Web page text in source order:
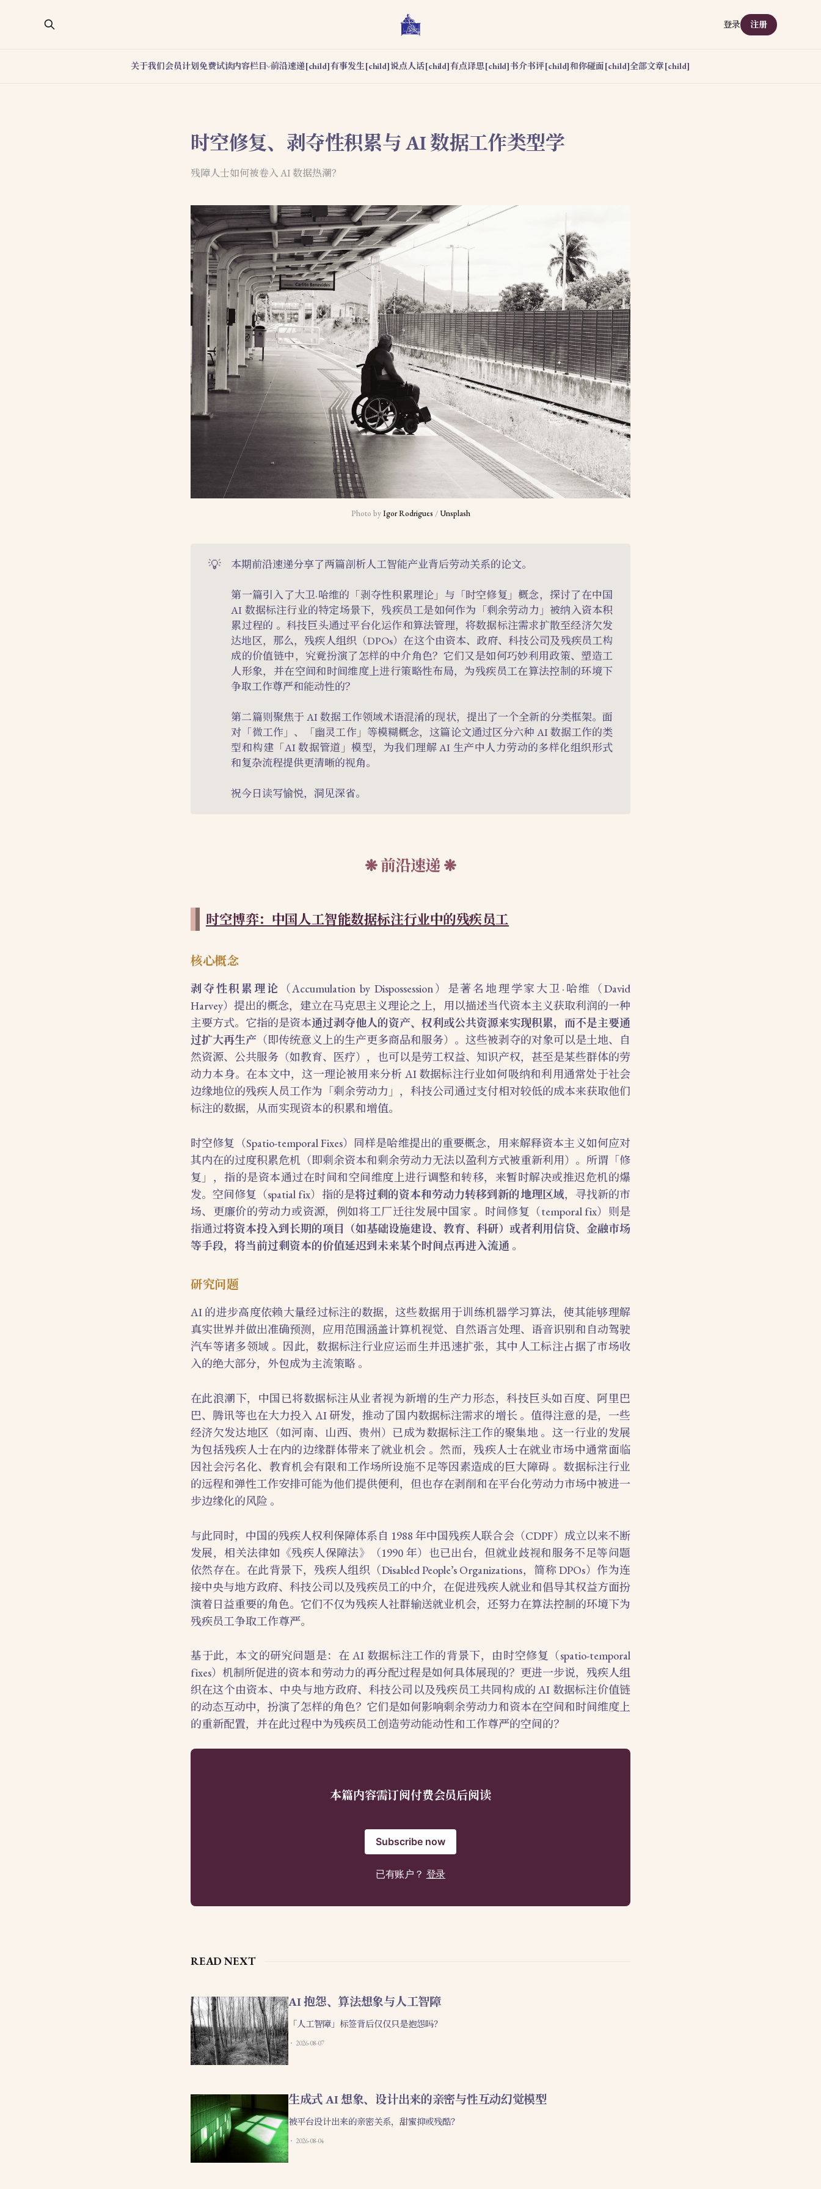
关于我们会员计划免费试读内容栏目 前沿速递[child]有事发生[child]说点人话[child]有点译思[child]书介书评[child]和你碰面[child]全部文章[child]
登录 注册
时空修复、剥夺性积累与 AI 数据工作类型学
残障人士如何被卷入 AI 数据热潮？
Photo by Igor Rodrigues / Unsplash
💡 本期前沿速递分享了两篇剖析人工智能产业背后劳动关系的论文。
第一篇引入了大卫·哈维的「剥夺性积累理论」与「时空修复」概念，探讨了在中国
AI 数据标注行业的特定场景下，残疾员工是如何作为「剩余劳动力」被纳入资本积
累过程的 。科技巨头通过平台化运作和算法管理，将数据标注需求扩散至经济欠发
达地区，那么，残疾人组织（DPOs）在这个由资本、政府、科技公司及残疾员工构
成的价值链中，究竟扮演了怎样的中介角色？它们又是如何巧妙利用政策、塑造工
人形象，并在空间和时间维度上进行策略性布局，为残疾员工在算法控制的环境下
争取工作尊严和能动性的？
第二篇则聚焦于 AI 数据工作领域术语混淆的现状，提出了一个全新的分类框架。面
对「微工作」、「幽灵工作」等模糊概念，这篇论文通过区分六种 AI 数据工作的类
型和构建「AI 数据管道」模型，为我们理解 AI 生产中人力劳动的多样化组织形式
和复杂流程提供更清晰的视角。
祝今日读写愉悦，洞见深省。
前沿速递
时空博弈：中国人工智能数据标注行业中的残疾员工
核心概念
剥夺性积累理论
（Accumulation by Dispossession）是著名地理学家大卫·哈维（David
Harvey）提出的概念，建立在马克思主义理论之上，用以描述当代资本主义获取利润的一种
主要方式。它指的是资本通过剥夺他人的资产、权利或公共资源来实现积累，而不是主要通
过扩大再生产 （即传统意义上的生产更多商品和服务）。这些被剥夺的对象可以是土地、自
然资源、公共服务（如教育、医疗），也可以是劳工权益、知识产权，甚至是某些群体的劳
动力本身。在本文中，这一理论被用来分析 AI 数据标注行业如何吸纳和利用通常处于社会
边缘地位的残疾人员工作为「剩余劳动力」，科技公司通过支付相对较低的成本来获取他们
标注的数据，从而实现资本的积累和增值。
时空修复（Spatio-temporal Fixes）同样是哈维提出的重要概念，用来解释资本主义如何应对
其内在的过度积累危机（即剩余资本和剩余劳动力无法以盈利方式被重新利用）。所谓「修
复」，指的是资本通过在时间和空间维度上进行调整和转移，来暂时解决或推迟危机的爆
发。空间修复（spatial fix）指的是将过剩的资本和劳动力转移到新的地理区域，寻找新的市
场、更廉价的劳动力或资源，例如将工厂迁往发展中国家 。时间修复（temporal fix）则是
指通过将资本投入到长期的项目（如基础设施建设、教育、科研）或者利用信贷、金融市场
等手段，将当前过剩资本的价值延迟到未来某个时间点再进入流通 。
研究问题
AI 的进步高度依赖大量经过标注的数据，这些数据用于训练机器学习算法，使其能够理解
真实世界并做出准确预测，应用范围涵盖计算机视觉、自然语言处理、语音识别和自动驾驶
汽车等诸多领域 。因此，数据标注行业应运而生并迅速扩张，其中人工标注占据了市场收
入的绝大部分，外包成为主流策略 。
在此浪潮下，中国已将数据标注从业者视为新增的生产力形态，科技巨头如百度、阿里巴
巴、腾讯等也在大力投入 AI 研发，推动了国内数据标注需求的增长 。值得注意的是，一些
经济欠发达地区（如河南、山西、贵州）已成为数据标注工作的聚集地 。这一行业的发展
为包括残疾人士在内的边缘群体带来了就业机会 。然而，残疾人士在就业市场中通常面临
因社会污名化、教育机会有限和工作场所设施不足等因素造成的巨大障碍 。数据标注行业
的远程和弹性工作安排可能为他们提供便利，但也存在剥削和在平台化劳动力市场中被进一
步边缘化的风险 。
与此同时，中国的残疾人权利保障体系自 1988 年中国残疾人联合会（CDPF）成立以来不断
发展，相关法律如《残疾人保障法》（1990 年）也已出台，但就业歧视和服务不足等问题
依然存在。在此背景下，残疾人组织（Disabled People’s Organizations，简称 DPOs）作为连
接中央与地方政府、科技公司以及残疾员工的中介，在促进残疾人就业和倡导其权益方面扮
演着日益重要的角色。它们不仅为残疾人社群输送就业机会，还努力在算法控制的环境下为
残疾员工争取工作尊严。
基于此，本文的研究问题是：在 AI 数据标注工作的背景下，由时空修复（spatio-temporal
fixes）机制所促进的资本和劳动力的再分配过程是如何具体展现的？更进一步说，残疾人组
织在这个由资本、中央与地方政府、科技公司以及残疾员工共同构成的 AI 数据标注价值链
的动态互动中，扮演了怎样的角色？它们是如何影响剩余劳动力和资本在空间和时间维度上
的重新配置，并在此过程中为残疾员工创造劳动能动性和工作尊严的空间的？
本篇内容需订阅付费会员后阅读
Subscribe now
已有账户？ 登录
READ NEXT
AI 抱怨、算法想象与人工智障
「人工智障」标签背后仅仅只是抱怨吗？
2026-08-07
生成式 AI 想象、设计出来的亲密与性互动幻觉模型
被平台设计出来的亲密关系，甜蜜抑或残酷？
2026-08-04